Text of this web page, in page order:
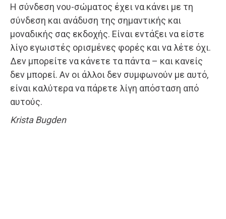
Η σύνδεση νου-σώματος έχει να κάνει με τη
σύνδεση και ανάδυση της σημαντικής και
μοναδικής σας εκδοχής. Είναι εντάξει να είστε
λίγο εγωιστές ορισμένες φορές και να λέτε όχι.
Δεν μπορείτε να κάνετε τα πάντα – και κανείς
δεν μπορεί. Αν οι άλλοι δεν συμφωνούν με αυτό,
είναι καλύτερα να πάρετε λίγη απόσταση από
αυτούς.
Krista Bugden